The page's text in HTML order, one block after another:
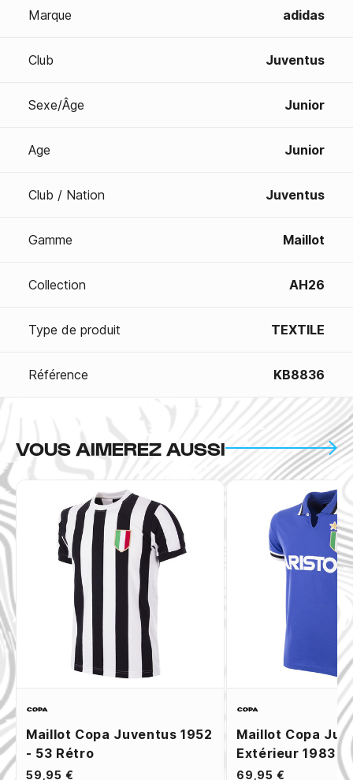
Marque adidas
Club Juventus
Sexe/Âge Junior
Age Junior
Club / Nation Juventus
Gamme Maillot
Collection AH26
Type de produit TEXTILE
Référence KB8836
VOUS AIMEREZ AUSSI
Maillot Copa Juventus 1952
- 53 Rétro
59,95 €
Maillot Copa
Extérieur 1983
69,95 €